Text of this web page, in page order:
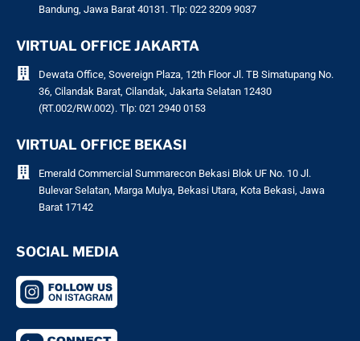
Bandung, Jawa Barat 40131. Tlp: 022 3209 9037
VIRTUAL OFFICE JAKARTA
Dewata Office, Sovereign Plaza, 12th Floor Jl. TB Simatupang No.
36, Cilandak Barat, Cilandak, Jakarta Selatan 12430
(RT.002/RW.002). Tlp: 021 2940 0153
VIRTUAL OFFICE BEKASI
Emerald Commercial Summarecon Bekasi Blok UF No. 10 Jl.
Bulevar Selatan, Marga Mulya, Bekasi Utara, Kota Bekasi, Jawa
Barat 17142
SOCIAL MEDIA